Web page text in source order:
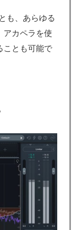
も、あらゆる
アカペラを使
ことも可能で